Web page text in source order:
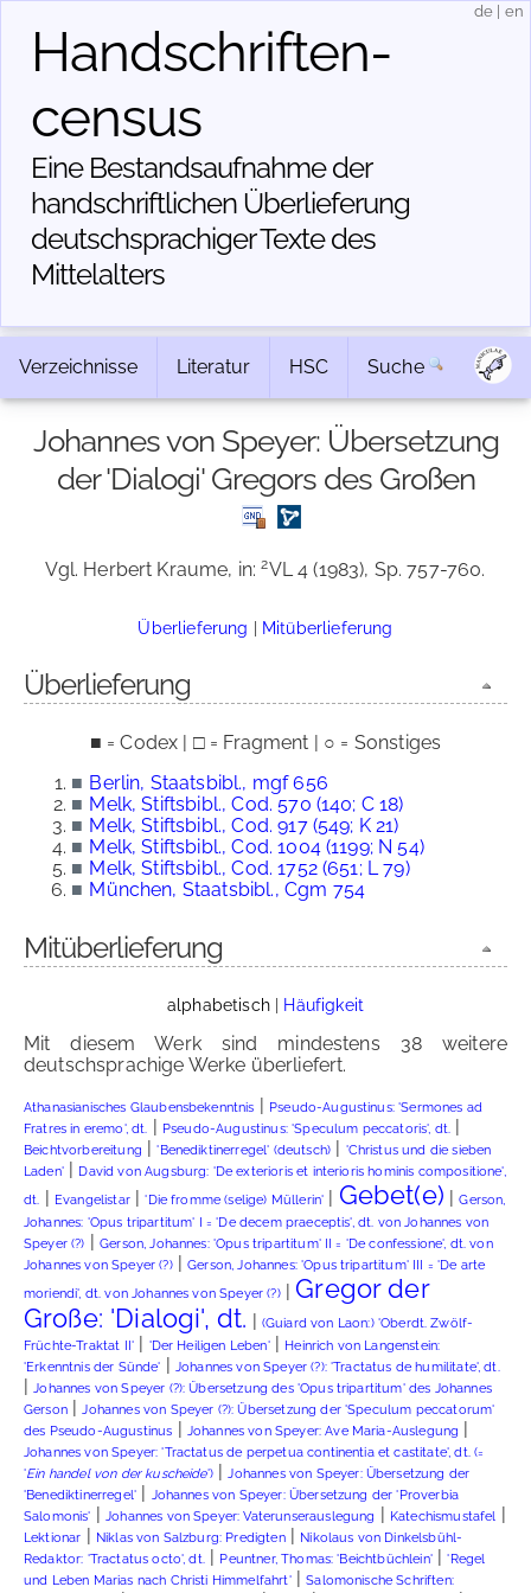
Handschriften­
census
Eine Bestandsaufnahme der
handschriftlichen Über­lieferung
deutschsprachiger Texte des
Mittelalters
de en
Verzeichnisse Literatur HSC Suche
Johannes von Speyer: Übersetzung
der 'Dialogi' Gregors des Großen
Vgl. Herbert Kraume, in:2VL 4 (1983), Sp. 757-760.
Überlieferung | Mitüberlieferung
Überlieferung
■ = Codex | □ = Fragment | ○ = Sonstiges
■ Berlin, Staatsbibl., mgf 656
■ Melk, Stiftsbibl., Cod. 570 (140; C 18)
■ Melk, Stiftsbibl., Cod. 917 (549; K 21)
■ Melk, Stiftsbibl., Cod. 1004 (1199; N 54)
■ Melk, Stiftsbibl., Cod. 1752 (651; L 79)
■ München, Staatsbibl., Cgm 754
Mitüberlieferung
alphabetisch| Häufigkeit
Mit diesem Werk sind mindestens 38 weitere
deutschsprachige Werke überliefert.
Athanasianisches Glaubensbekenntnis | Pseudo-Augustinus: 'Sermones ad
Fratres in eremo', dt. | Pseudo-Augustinus: 'Speculum peccatoris', dt. |
Beichtvorbereitung |'Benediktinerregel' (deutsch) | 'Christus und die sieben
Laden'| David von Augsburg: 'De exterioris et interioris hominis compositione',
dt. | Evangelistar|'Die fromme (selige) Müllerin' | Gebet(e) |Gerson,
Johannes: 'Opus tripartitum' I = 'De decem praeceptis', dt. von Johannes von
Speyer (?) |Gerson, Johannes: 'Opus tripartitum' II = 'De confessione', dt. von
Johannes von Speyer (?)|Gerson, Johannes: 'Opus tripartitum' III = 'De arte
moriendi', dt. von Johannes von Speyer (?)| Gregor der
Große: 'Dialogi', dt. | (Guiard von Laon:) 'Oberdt. Zwölf-
Früchte-Traktat II' | 'Der Heiligen Leben'| Heinrich von Langenstein:
'Erkenntnis der Sünde' |Johannes von Speyer (?): 'Tractatus de humilitate', dt.
|Johannes von Speyer (?): Übersetzung des 'Opus tripartitum' des Johannes
Gerson|Johannes von Speyer (?): Übersetzung der 'Speculum peccatorum'
des Pseudo-Augustinus | Johannes von Speyer: Ave Maria-Auslegung |
Johannes von Speyer: 'Tractatus de perpetua continentia et castitate', dt. (=
'Ein handel von der kuscheide')|Johannes von Speyer: Übersetzung der
'Benediktinerregel' | Johannes von Speyer: Übersetzung der 'Proverbia
Salomonis' |Johannes von Speyer: Vaterunserauslegung | Katechismustafel |
Lektionar | Niklas von Salzburg: Predigten| Nikolaus von Dinkelsbühl-
Redaktor: 'Tractatus octo', dt.| Peuntner, Thomas: 'Beichtbüchlein'|'Regel
und Leben Marias nach Christi Himmelfahrt'|Salomonische Schriften: